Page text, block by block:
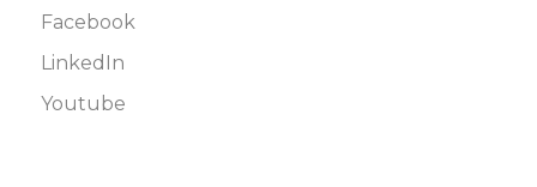
Facebook
LinkedIn
Youtube